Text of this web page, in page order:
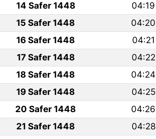
14 Safer 1448 04:19
15 Safer 1448 04:20
16 Safer 1448 04:21
17 Safer 1448 04:22
18 Safer 1448 04:24
19 Safer 1448 04:25
20 Safer 1448 04:26
21 Safer 1448 04:28